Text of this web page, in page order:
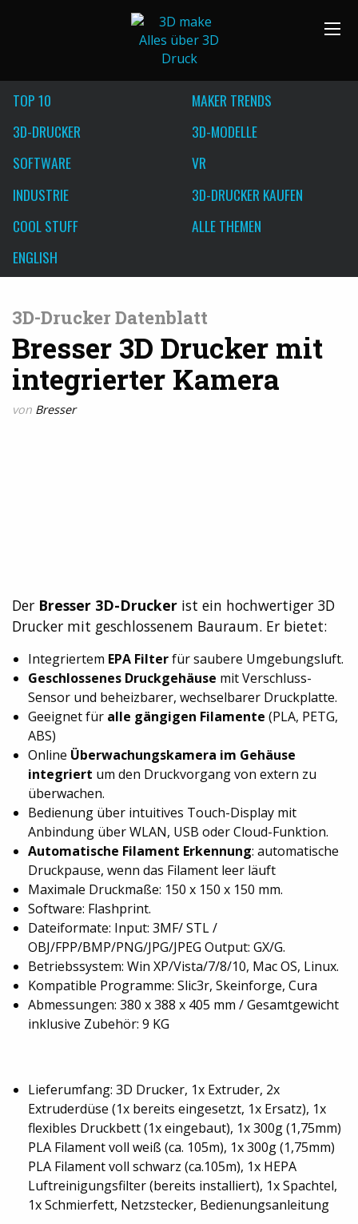
TOP 10
MAKER TRENDS
3D-DRUCKER
3D-MODELLE
SOFTWARE
VR
INDUSTRIE
3D-DRUCKER KAUFEN
COOL STUFF
ALLE THEMEN
ENGLISH
3D-Drucker Datenblatt
Bresser 3D Drucker mit
integrierter Kamera
von Bresser
Der Bresser 3D-Drucker ist ein hochwertiger 3D
Drucker mit geschlossenem Bauraum. Er bietet:
Integriertem EPA Filterfür saubere Umgebungsluft.
Geschlossenes Druckgehäuse mit Verschluss-
Sensor und beheizbarer, wechselbarer Druckplatte.
Geeignet für alle gängigen Filamente (PLA, PETG,
ABS)
Online Überwachungskamera im Gehäuse
integriert um den Druckvorgang von extern zu
überwachen.
Bedienung über intuitives Touch-Display mit
Anbindung über WLAN, USB oder Cloud-Funktion.
Automatische Filament Erkennung: automatische
Druckpause, wenn das Filament leer läuft
Maximale Druckmaße: 150 x 150 x 150 mm.
Software: Flashprint.
Dateiformate: Input: 3MF/ STL /
OBJ/FPP/BMP/PNG/JPG/JPEG Output: GX/G.
Betriebssystem: Win XP/Vista/7/8/10, Mac OS, Linux.
Kompatible Programme: Slic3r, Skeinforge, Cura
Abmessungen: 380 x 388 x 405 mm / Gesamtgewicht
inklusive Zubehör: 9 KG
Lieferumfang: 3D Drucker, 1x Extruder, 2x
Extruderdüse (1x bereits eingesetzt, 1x Ersatz), 1x
flexibles Druckbett (1x eingebaut), 1x 300g (1,75mm)
PLA Filament voll weiß (ca. 105m), 1x 300g (1,75mm)
PLA Filament voll schwarz (ca.105m), 1x HEPA
Luftreinigungsfilter (bereits installiert), 1x Spachtel,
1x Schmierfett, Netzstecker, Bedienungsanleitung